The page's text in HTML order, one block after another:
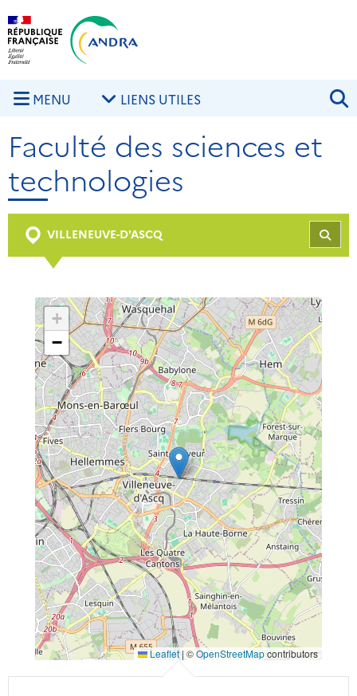
Aller au contenu principal
MENU LIENS UTILES
Faculté des sciences et
technologies
VILLENEUVE-D'ASCQ
+
−
Leaflet| ©OpenStreetMapcontributors